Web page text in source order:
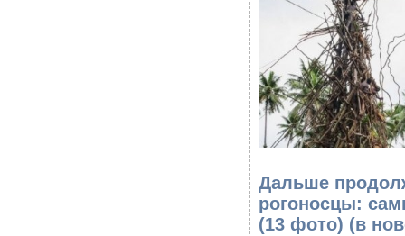
Дальше
рогоносцы:
(13 фото) (в